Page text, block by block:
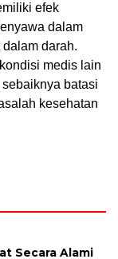
efek
dalam
darah.
medis lain
batasi
kesehatan
Secara Alami